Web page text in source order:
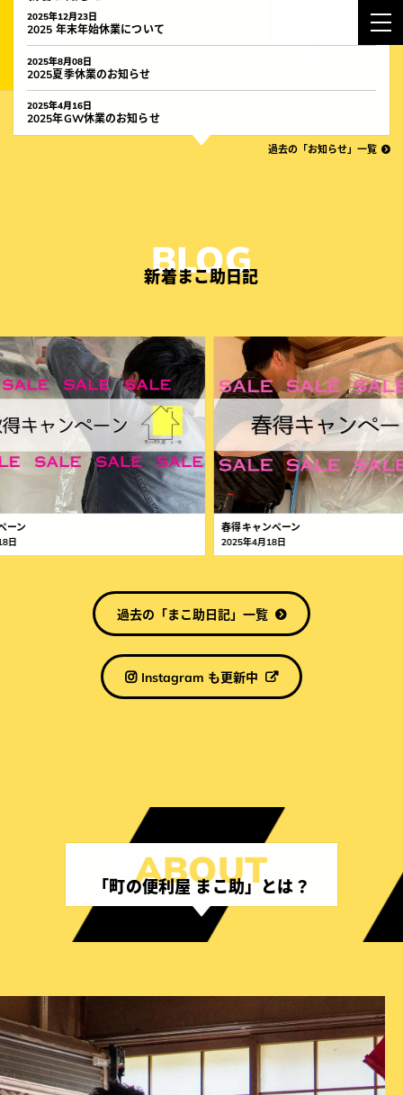
お知らせ
ABOUT
まこ助とは？
SERVICE
サービス紹介
FLOW
ご利用方法
よくあるご質問
電話でお問合せ
WEBお問合せフォーム
便
利
盛
岡
市・
矢
巾
町・
2025年12月23日
2025 年末年始休業について
2025年8月08日
2025夏季休業のお知らせ
2025年4月16日
2025年GW休業のお知らせ
過去の「お知らせ」一覧
新着まこ助日記
過去の「まこ助日記」一覧
Instagram も更新中
「町の便利屋 まこ助」とは？